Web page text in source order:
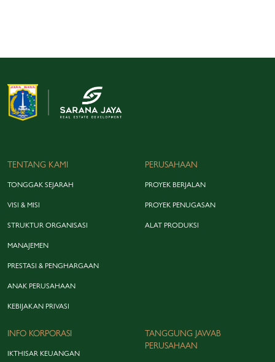
TENTANG KAMI
TONGGAK SEJARAH
VISI & MISI
STRUKTUR ORGANISASI
MANAJEMEN
PRESTASI & PENGHARGAAN
ANAK PERUSAHAAN
KEBIJAKAN PRIVASI
PERUSAHAAN
PROYEK BERJALAN
PROYEK PENUGASAN
ALAT PRODUKSI
INFO KORPORASI
IKTHISAR KEUANGAN
TANGGUNG JAWAB
PERUSAHAAN